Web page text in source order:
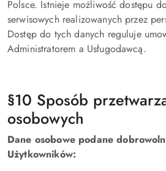
Polsce. Istnieje możliwość dostępu
serwisowych realizowanych przez
Dostęp do tych danych reguluje
Administratorem a Usługodawcą.
§10 Sposób
osobowych
Dane osobowe podane
Użytkowników: